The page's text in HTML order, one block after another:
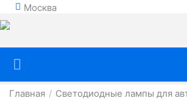
Москва
Главная / Светодиодные лампы для